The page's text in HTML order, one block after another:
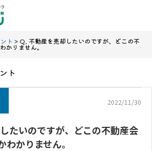
ト > Q. 不動産を売却したいのですが、どこの不
かりません。
ト
2022/11/30
たいのですが、どこの不動産会
かりません。